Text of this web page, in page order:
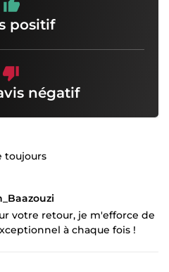
positif
négatif
toujours
votre retour, je m'efforce de
à chaque fois !